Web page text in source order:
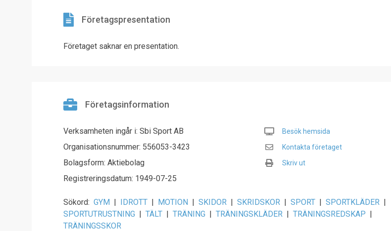
Företagspresentation
Företaget saknar en presentation.
Företagsinformation
Verksamheten ingår i: Sbi Sport AB
Organisationsnummer: 556053-3423
Bolagsform: Aktiebolag
Registreringsdatum: 1949-07-25
Besök hemsida
Kontakta företaget
Skriv ut
Sökord: GYM | IDROTT | MOTION | SKIDOR | SKRIDSKOR | SPORT | SPORTKLÄDER |
SPORTUTRUSTNING | TÄLT | TRÄNING | TRÄNINGSKLÄDER | TRÄNINGSREDSKAP |
TRÄNINGSSKOR